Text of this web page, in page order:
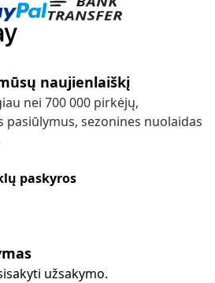
naujienlaiškį
nei 700 000 pirkėjų,
pasiūlymus, sezonines nuolaidas
paskyros
užsakymo.